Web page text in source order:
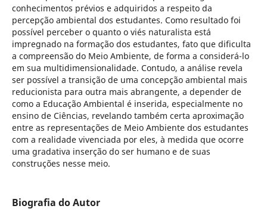
conhecimentos prévios e adquiridos a respeito da
percepção ambiental dos estudantes. Como resultado foi
possível perceber o quanto o viés naturalista está
impregnado na formação dos estudantes, fato que dificulta
a compreensão do Meio Ambiente, de forma a considerá-lo
em sua multidimensionalidade. Contudo, a análise revela
ser possível a transição de uma concepção ambiental mais
reducionista para outra mais abrangente, a depender de
como a Educação Ambiental é inserida, especialmente no
ensino de Ciências, revelando também certa aproximação
entre as representações de Meio Ambiente dos estudantes
com a realidade vivenciada por eles, à medida que ocorre
uma gradativa inserção do ser humano e de suas
construções nesse meio.
Biografia do Autor